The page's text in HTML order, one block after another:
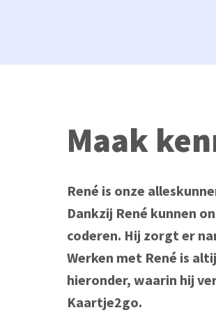
Maak
René is onze
Dankzij René kunnen
coderen. Hij zorgt er
Werken met René is
hieronder, waarin hij
Kaartje2go.